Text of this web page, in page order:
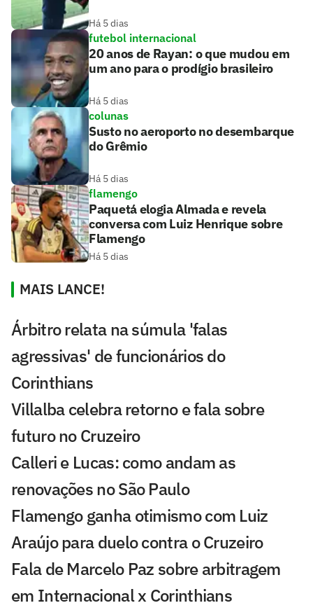
Há 5 dias
futebol internacional
20 anos de Rayan: o que mudou em
um ano para o prodígio brasileiro
Há 5 dias
colunas
Susto no aeroporto no desembarque
do Grêmio
Há 5 dias
flamengo
Paquetá elogia Almada e revela
conversa com Luiz Henrique sobre
Flamengo
Há 5 dias
MAIS LANCE!
Árbitro relata na súmula 'falas
agressivas' de funcionários do
Corinthians
Villalba celebra retorno e fala sobre
futuro no Cruzeiro
Calleri e Lucas: como andam as
renovações no São Paulo
Flamengo ganha otimismo com Luiz
Araújo para duelo contra o Cruzeiro
Fala de Marcelo Paz sobre arbitragem
em Internacional x Corinthians